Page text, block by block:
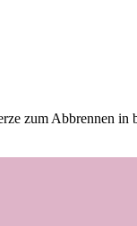
zum Abbrennen in